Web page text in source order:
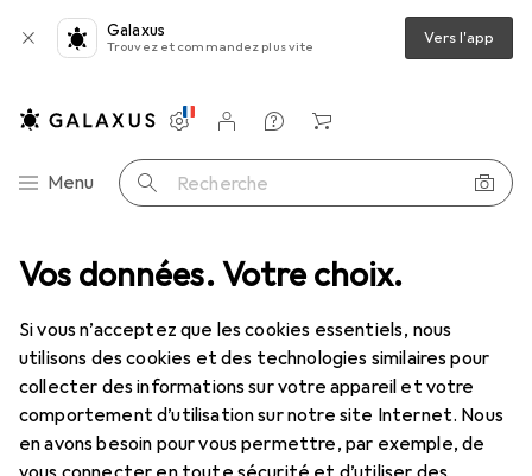
Vos données. Votre choix.
Si vous n’acceptez que les cookies essentiels, nous
utilisons des cookies et des technologies similaires pour
collecter des informations sur votre appareil et votre
comportement d’utilisation sur notre site Internet. Nous
en avons besoin pour vous permettre, par exemple, de
Galaxus
Trouvez et commandez plus vite Vers l'app
Navigation par catégorie
Menu Recherche
Paramètres
Compte client
Listes de comparaison
Listes d'envies
Panier
Puzzle Ravensburger Gelini à l'Oktoberfest
EUR
39,31
RavensburgerGelini à l'Oktoberfest
2000 pièces